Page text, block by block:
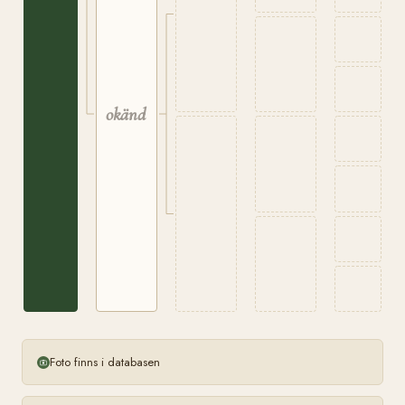
okänd
Foto finns i databasen